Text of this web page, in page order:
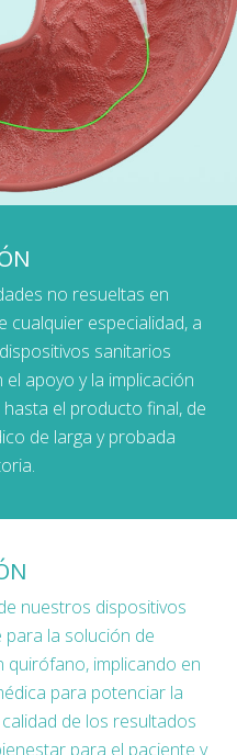
no resueltas en
cualquier especialidad, a
sanitarios
apoyo y la implicación
el producto final, de
de larga y probada
nuestros dispositivos
la solución de
quirófano, implicando en
para potenciar la
de los resultados
para el paciente y